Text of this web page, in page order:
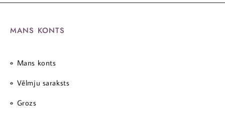
MANS KONTS
Mans konts
Vēlmju saraksts
Grozs